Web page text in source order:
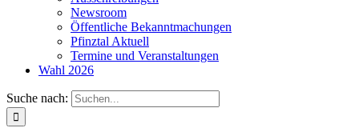
Newsroom
Öffentliche Bekanntmachungen
Pfinztal Aktuell
Termine und Veranstaltungen
Wahl 2026
Suche nach: